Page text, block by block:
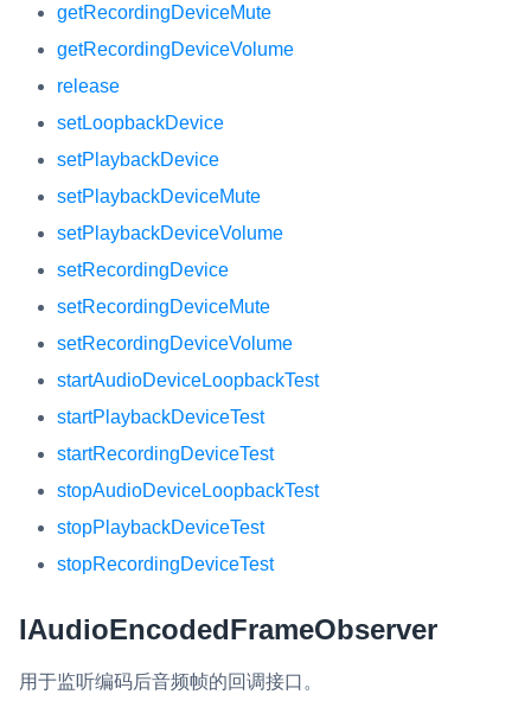
getRecordingDeviceMute
getRecordingDeviceVolume
release
setLoopbackDevice
setPlaybackDevice
setPlaybackDeviceMute
setPlaybackDeviceVolume
setRecordingDevice
setRecordingDeviceMute
setRecordingDeviceVolume
startAudioDeviceLoopbackTest
startPlaybackDeviceTest
startRecordingDeviceTest
stopAudioDeviceLoopbackTest
stopPlaybackDeviceTest
stopRecordingDeviceTest
IAudioEncodedFrameObserver
用于监听编码后音频帧的回调接口。